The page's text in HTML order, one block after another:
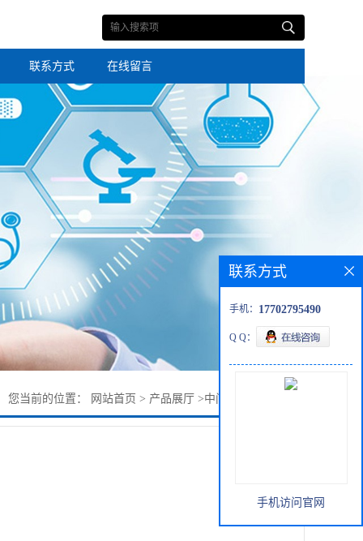
联系方式 在线留言
您当前的位置： 网站首页 > 产品展厅 >中间体
联系方式
手机： 17702795490
Q Q：
手机访问官网